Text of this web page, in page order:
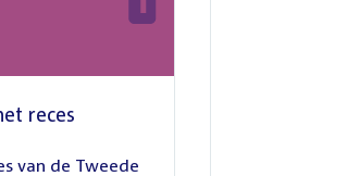
reces
van de Tweede